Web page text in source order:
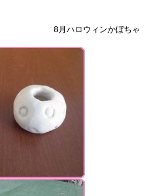
月ハロウィンかぼちゃ